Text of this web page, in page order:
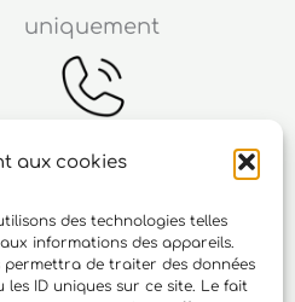
aux cookies
des technologies telles
informations des appareils.
permettra de traiter des données
ID uniques sur ce site. Le fait
uniquement
06 10 15 90 23